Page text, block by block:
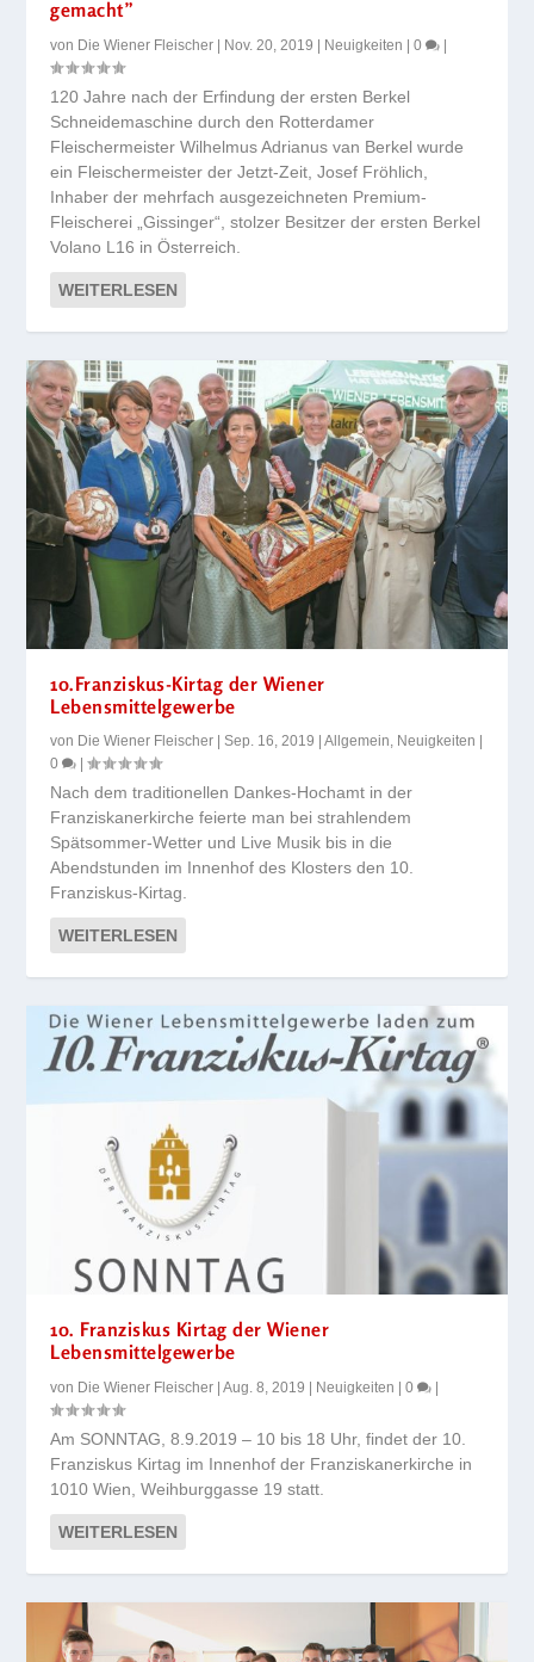
gemacht”
von Die Wiener Fleischer Nov. 20, 2019 Neuigkeiten |0
120 Jahre nach der Erfindung der ersten Berkel
Schneidemaschine durch den Rotterdamer
Fleischermeister Wilhelmus Adrianus van Berkel wurde
ein Fleischermeister der Jetzt-Zeit, Josef Fröhlich,
Inhaber der mehrfach ausgezeichneten Premium-
Fleischerei „Gissinger“, stolzer Besitzer der ersten Berkel
Volano L16 in Österreich.
WEITERLESEN
10.Franziskus-Kirtag der Wiener
Lebensmittelgewerbe
von Die Wiener Fleischer |Sep. 16, 2019 |Allgemein, Neuigkeiten
0
|
Nach dem traditionellen Dankes-Hochamt in der
Franziskanerkirche feierte man bei strahlendem
Spätsommer-Wetter und Live Musik bis in die
Abendstunden im Innenhof des Klosters den 10.
Franziskus-Kirtag.
WEITERLESEN
10. Franziskus Kirtag der Wiener
Lebensmittelgewerbe
von Die Wiener Fleischer |Aug. 8, 2019 | Neuigkeiten |0 |
Am SONNTAG, 8.9.2019 – 10 bis 18 Uhr, findet der 10.
Franziskus Kirtag im Innenhof der Franziskanerkirche in
1010 Wien, Weihburggasse 19 statt.
WEITERLESEN